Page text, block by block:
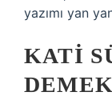
yazımı yan
KATI